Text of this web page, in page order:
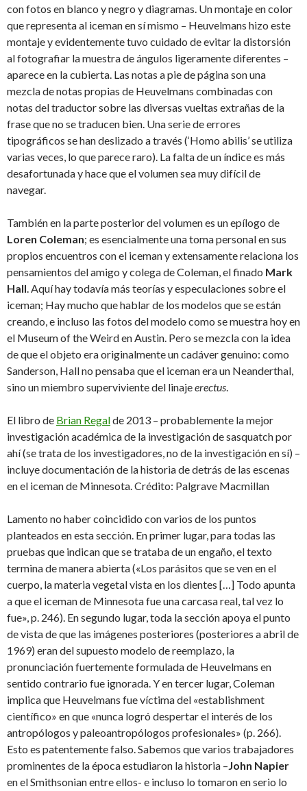
con fotos en blanco y negro y diagramas. Un montaje en color
que representa al iceman en sí mismo – Heuvelmans hizo este
montaje y evidentemente tuvo cuidado de evitar la distorsión
al fotografiar la muestra de ángulos ligeramente diferentes –
aparece en la cubierta. Las notas a pie de página son una
mezcla de notas propias de Heuvelmans combinadas con
notas del traductor sobre las diversas vueltas extrañas de la
frase que no se traducen bien. Una serie de errores
tipográficos se han deslizado a través (‘Homo abilis’ se utiliza
varias veces, lo que parece raro). La falta de un índice es más
desafortunada y hace que el volumen sea muy difícil de
navegar.
También en la parte posterior del volumen es un epílogo de
Loren Coleman; es esencialmente una toma personal en sus
propios encuentros con el iceman y extensamente relaciona los
pensamientos del amigo y colega de Coleman, el finado Mark
Hall. Aquí hay todavía más teorías y especulaciones sobre el
iceman; Hay mucho que hablar de los modelos que se están
creando, e incluso las fotos del modelo como se muestra hoy en
el Museum of the Weird en Austin. Pero se mezcla con la idea
de que el objeto era originalmente un cadáver genuino: como
Sanderson, Hall no pensaba que el iceman era un Neanderthal,
sino un miembro superviviente del linajeerectus.
El libro de Brian Regalde 2013 – probablemente la mejor
investigación académica de la investigación de sasquatch por
ahí (se trata de los investigadores, no de la investigación en sí) –
incluye documentación de la historia de detrás de las escenas
en el iceman de Minnesota. Crédito: Palgrave Macmillan
Lamento no haber coincidido con varios de los puntos
planteados en esta sección. En primer lugar, para todas las
pruebas que indican que se trataba de un engaño, el texto
termina de manera abierta («Los parásitos que se ven en el
cuerpo, la materia vegetal vista en los dientes […] Todo apunta
a que el iceman de Minnesota fue una carcasa real, tal vez lo
fue», p. 246). En segundo lugar, toda la sección apoya el punto
de vista de que las imágenes posteriores (posteriores a abril de
1969) eran del supuesto modelo de reemplazo, la
pronunciación fuertemente formulada de Heuvelmans en
sentido contrario fue ignorada. Y en tercer lugar, Coleman
implica que Heuvelmans fue víctima del «establishment
científico» en que «nunca logró despertar el interés de los
antropólogos y paleoantropólogos profesionales» (p. 266).
Esto es patentemente falso. Sabemos que varios trabajadores
prominentes de la época estudiaron la historia –John Napier
en el Smithsonian entre ellos- e incluso lo tomaron en serio lo